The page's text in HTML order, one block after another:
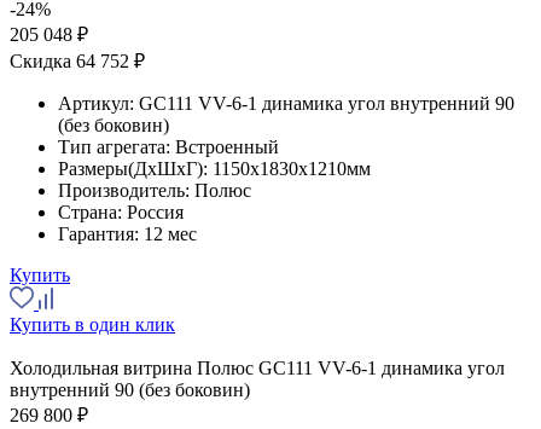
-24%
205 048 ₽
Скидка 64 752 ₽
Артикул: GC111 VV-6-1 динамика угол внутренний 90
(без боковин)
Тип агрегата: Встроенный
Размеры(ДхШхГ): 1150x1830x1210мм
Производитель: Полюс
Страна: Россия
Гарантия: 12 мес
Купить
Купить в один клик
Холодильная витрина Полюс GC111 VV-6-1 динамика угол
внутренний 90 (без боковин)
269 800 ₽